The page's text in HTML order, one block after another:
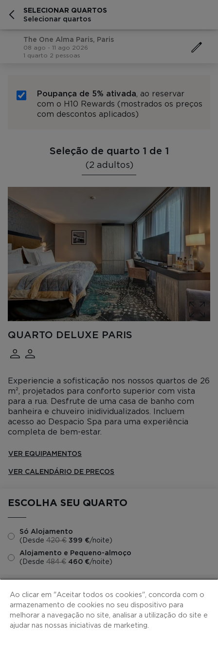
The One Alma Paris, Paris
08 ago - 11 ago 2026
1 quarto 2 pessoas
SELECIONAR QUARTOS
Selecionar quartos
Poupança de 5% ativada, ao reservar
com o H10 Rewards (mostrados os preços
com descontos aplicados)
Seleção de quarto 1 de 1
(2 adultos)
QUARTO DELUXE PARIS
Experiencie a sofisticação nos nossos quartos de 26
m², projetados para conforto superior com vista
para a rua. Desfrute de uma casa de banho com
banheira e chuveiro inidividualizados. Incluem
acesso ao Despacio Spa para uma experiência
completa de bem-estar.
VER EQUIPAMENTOS
VER CALENDÁRIO DE PREÇOS
ESCOLHA SEU QUARTO
Só Alojamento
(Desde 420 € 399 €/noite)
Alojamento e Pequeno-almoço
(Desde 484 € 460 €/noite)
CONTACTOMAPA DO SITECOOKIESPOLÍTICA DE PRIVACIDADE
Ao clicar em "Aceitar todos os cookies", concorda com o
armazenamento de cookies no seu dispositivo para
melhorar a navegação no site, analisar a utilização do site e
ajudar nas nossas iniciativas de marketing.